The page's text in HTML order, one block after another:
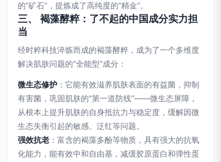
的“矿石”，提炼成了高纯度的“精金”。
三、 褐藻酵粹：了不起的中国成分实力担
当
经时粹科技淬炼而成的褐藻酵粹，成为了一个多维度
解决肌肤问题的“全能型”成分：
微生态修护 ：它能有效滋养肌肤表面的有益菌，抑制
有害菌，巩固肌肤的“第一道防线”——微生态屏障，
从根本上提升肌肤的自身抵抗力与稳定度，缓解因微
生态失衡引起的敏感、泛红等问题。
强效抗老 ：富含的褐藻多酚等物质，具有强大的抗氧
化能力，能有效中和自由基，减缓胶原蛋白和弹性蛋